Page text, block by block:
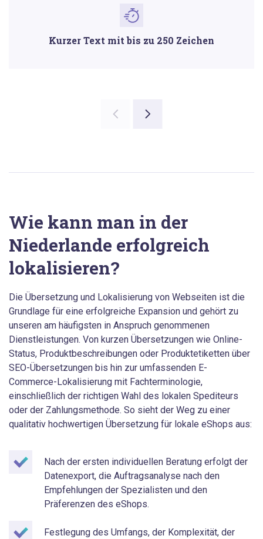
Kurzer Text mit bis zu 250 Zeichen
Wie kann man in der
Niederlande erfolgreich
lokalisieren?
Die Übersetzung und Lokalisierung von Webseiten ist die
Grundlage für eine erfolgreiche Expansion und gehört zu
unseren am häufigsten in Anspruch genommenen
Dienstleistungen. Von kurzen Übersetzungen wie Online-
Status, Produktbeschreibungen oder Produktetiketten über
SEO-Übersetzungen bis hin zur umfassenden E-
Commerce-Lokalisierung mit Fachterminologie,
einschließlich der richtigen Wahl des lokalen Spediteurs
oder der Zahlungsmethode. So sieht der Weg zu einer
qualitativ hochwertigen Übersetzung für lokale eShops aus:
Nach der ersten individuellen Beratung erfolgt der
Datenexport, die Auftragsanalyse nach den
Empfehlungen der Spezialisten und den
Präferenzen des eShops.
Festlegung des Umfangs, der Komplexität, der